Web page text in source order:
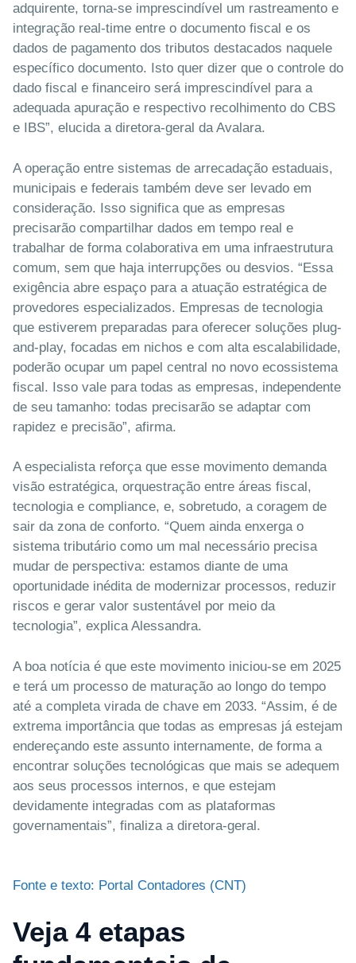
adquirente, torna-se imprescindível um rastreamento e
integração real-time entre o documento fiscal e os
dados de pagamento dos tributos destacados naquele
específico documento. Isto quer dizer que o controle do
dado fiscal e financeiro será imprescindível para a
adequada apuração e respectivo recolhimento do CBS
e IBS”, elucida a diretora-geral da Avalara.
A operação entre sistemas de arrecadação estaduais,
municipais e federais também deve ser levado em
consideração. Isso significa que as empresas
precisarão compartilhar dados em tempo real e
trabalhar de forma colaborativa em uma infraestrutura
comum, sem que haja interrupções ou desvios. “Essa
exigência abre espaço para a atuação estratégica de
provedores especializados. Empresas de tecnologia
que estiverem preparadas para oferecer soluções plug-
and-play, focadas em nichos e com alta escalabilidade,
poderão ocupar um papel central no novo ecossistema
fiscal. Isso vale para todas as empresas, independente
de seu tamanho: todas precisarão se adaptar com
rapidez e precisão”, afirma.
A especialista reforça que esse movimento demanda
visão estratégica, orquestração entre áreas fiscal,
tecnologia e compliance, e, sobretudo, a coragem de
sair da zona de conforto. “Quem ainda enxerga o
sistema tributário como um mal necessário precisa
mudar de perspectiva: estamos diante de uma
oportunidade inédita de modernizar processos, reduzir
riscos e gerar valor sustentável por meio da
tecnologia”, explica Alessandra.
A boa notícia é que este movimento iniciou-se em 2025
e terá um processo de maturação ao longo do tempo
até a completa virada de chave em 2033. “Assim, é de
extrema importância que todas as empresas já estejam
endereçando este assunto internamente, de forma a
encontrar soluções tecnológicas que mais se adequem
aos seus processos internos, e que estejam
devidamente integradas com as plataformas
governamentais”, finaliza a diretora-geral.
Fonte e texto: Portal Contadores (CNT)
Veja 4 etapas